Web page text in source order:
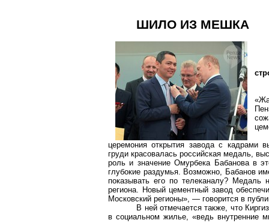
ШИЛО ИЗ МЕШКА
церемония открытия завода с кадрами
груди красовалась российская медаль,
роль и значение Омурбека Бабанова в
глубокие раздумья. Возможно, Бабанов
показывать его по телеканалу? Медаль
региона. Новый цементный завод
Московский регионы», — говорится в
В ней отмечается также, что
в социальном жилье, «ведь внутренние